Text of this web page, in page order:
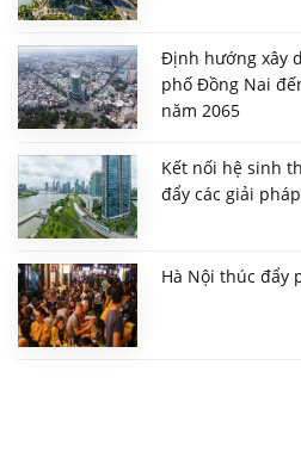
Định hướng xây
phố Đồng Nai
năm 2065
Kết nối hệ sinh
đẩy các giải
Hà Nội thúc đẩy